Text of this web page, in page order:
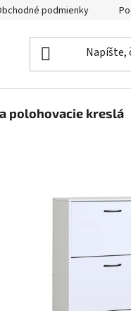
podmienky
polohovacie kreslá